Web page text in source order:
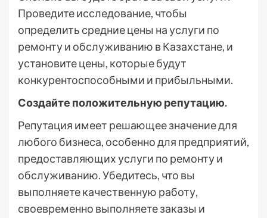
Проведите исследование, чтобы
определить средние цены на услуги по
ремонту и обслуживанию в Казахстане, и
установите цены, которые будут
конкурентоспособными и прибыльными.
Создайте положительную репутацию.
Репутация имеет решающее значение для
любого бизнеса, особенно для предприятий,
предоставляющих услуги по ремонту и
обслуживанию. Убедитесь, что вы
выполняете качественную работу,
своевременно выполняете заказы и